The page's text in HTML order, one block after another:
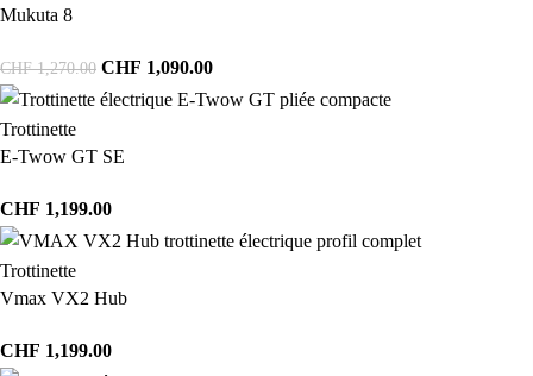
Mukuta 8
CHF1,270.00 CHF 1,090.00
Trottinette
E-Twow GT SE
CHF 1,199.00
Trottinette
Vmax VX2 Hub
CHF 1,199.00